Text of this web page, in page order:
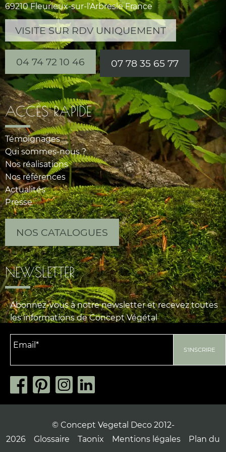
69210 Fleurieux-sur-l'Arbresle France
VISITE SUR RDV UNIQUEMENT
04 74 72 10 46 07 78 35 65 77
ACCÈS RAPIDE
Témoignages
Qui sommes-nous ?
Nos réalisations
Nos références
Actualités
Presse
NOS CATALOGUES
NEWSLETTER
Abonnez-vous à notre newsletter et recevez toutes
les informations de Concept Végétal
© Concept Vegetal Deco 2012-
2026
Glossaire Taonix Mentions légales
Plan du